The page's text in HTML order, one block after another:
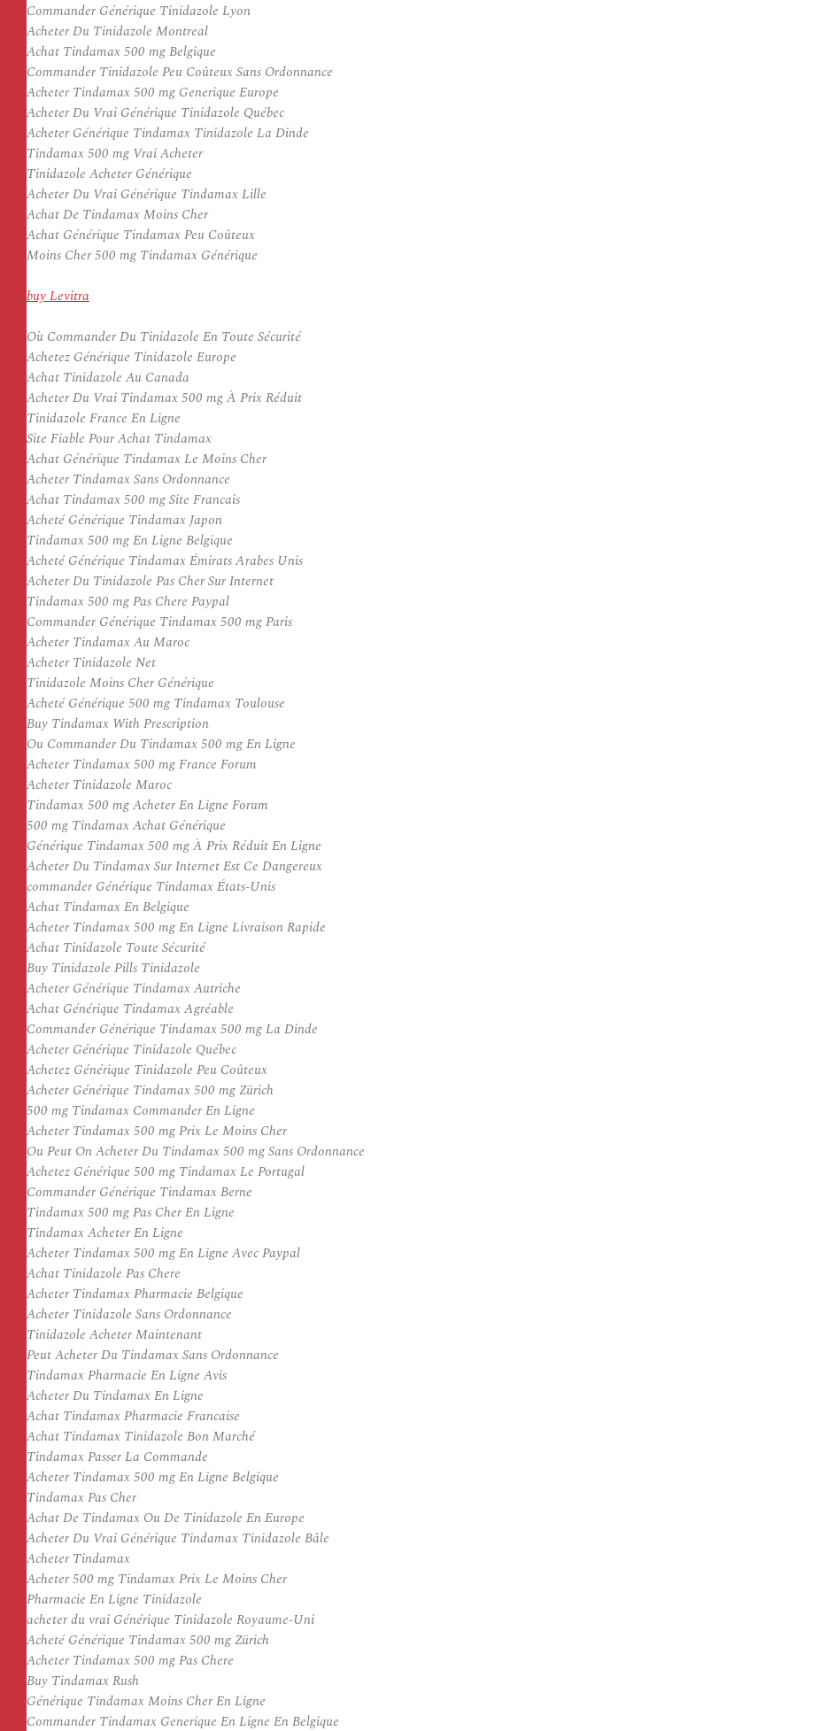
Commander Générique Tinidazole Lyon
Acheter Du Tinidazole Montreal
Achat Tindamax 500 mg Belgique
Commander Tinidazole Peu Coûteux Sans Ordonnance
Acheter Tindamax 500 mg Generique Europe
Acheter Du Vrai Générique Tinidazole Québec
Acheter Générique Tindamax Tinidazole La Dinde
Tindamax 500 mg Vrai Acheter
Tinidazole Acheter Générique
Acheter Du Vrai Générique Tindamax Lille
Achat De Tindamax Moins Cher
Achat Générique Tindamax Peu Coûteux
Moins Cher 500 mg Tindamax Générique
buy Levitra
Où Commander Du Tinidazole En Toute Sécurité
Achetez Générique Tinidazole Europe
Achat Tinidazole Au Canada
Acheter Du Vrai Tindamax 500 mg À Prix Réduit
Tinidazole France En Ligne
Site Fiable Pour Achat Tindamax
Achat Générique Tindamax Le Moins Cher
Acheter Tindamax Sans Ordonnance
Achat Tindamax 500 mg Site Francais
Acheté Générique Tindamax Japon
Tindamax 500 mg En Ligne Belgique
Acheté Générique Tindamax Émirats Arabes Unis
Acheter Du Tinidazole Pas Cher Sur Internet
Tindamax 500 mg Pas Chere Paypal
Commander Générique Tindamax 500 mg Paris
Acheter Tindamax Au Maroc
Acheter Tinidazole Net
Tinidazole Moins Cher Générique
Acheté Générique 500 mg Tindamax Toulouse
Buy Tindamax With Prescription
Ou Commander Du Tindamax 500 mg En Ligne
Acheter Tindamax 500 mg France Forum
Acheter Tinidazole Maroc
Tindamax 500 mg Acheter En Ligne Forum
500 mg Tindamax Achat Générique
Générique Tindamax 500 mg À Prix Réduit En Ligne
Acheter Du Tindamax Sur Internet Est Ce Dangereux
commander Générique Tindamax États-Unis
Achat Tindamax En Belgique
Acheter Tindamax 500 mg En Ligne Livraison Rapide
Achat Tinidazole Toute Sécurité
Buy Tinidazole Pills Tinidazole
Acheter Générique Tindamax Autriche
Achat Générique Tindamax Agréable
Commander Générique Tindamax 500 mg La Dinde
Acheter Générique Tinidazole Québec
Achetez Générique Tinidazole Peu Coûteux
Acheter Générique Tindamax 500 mg Zürich
500 mg Tindamax Commander En Ligne
Acheter Tindamax 500 mg Prix Le Moins Cher
Ou Peut On Acheter Du Tindamax 500 mg Sans Ordonnance
Achetez Générique 500 mg Tindamax Le Portugal
Commander Générique Tindamax Berne
Tindamax 500 mg Pas Cher En Ligne
Tindamax Acheter En Ligne
Acheter Tindamax 500 mg En Ligne Avec Paypal
Achat Tinidazole Pas Chere
Acheter Tindamax Pharmacie Belgique
Acheter Tinidazole Sans Ordonnance
Tinidazole Acheter Maintenant
Peut Acheter Du Tindamax Sans Ordonnance
Tindamax Pharmacie En Ligne Avis
Acheter Du Tindamax En Ligne
Achat Tindamax Pharmacie Francaise
Achat Tindamax Tinidazole Bon Marché
Tindamax Passer La Commande
Acheter Tindamax 500 mg En Ligne Belgique
Tindamax Pas Cher
Achat De Tindamax Ou De Tinidazole En Europe
Acheter Du Vrai Générique Tindamax Tinidazole Bâle
Acheter Tindamax
Acheter 500 mg Tindamax Prix Le Moins Cher
Pharmacie En Ligne Tinidazole
acheter du vrai Générique Tinidazole Royaume-Uni
Acheté Générique Tindamax 500 mg Zürich
Acheter Tindamax 500 mg Pas Chere
Buy Tindamax Rush
Générique Tindamax Moins Cher En Ligne
Commander Tindamax Generique En Ligne En Belgique